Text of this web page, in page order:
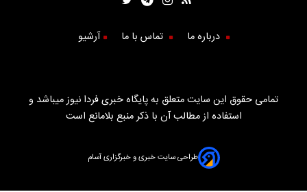
درباره ما تماس با ما آرشیو
تمامی حقوق این سایت متعلق به پایگاه خبری فردا نیوز میباشد و
استفاده از مطالب آن با ذکر منبع بلامانع است
طراحی سایت خبری و خبرگزاری آسام